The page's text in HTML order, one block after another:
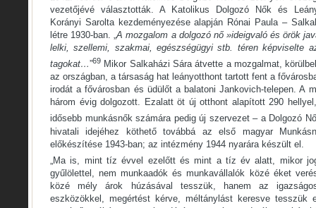
vezetőjévé választották. A Katolikus Dolgozó Nők és
Korányi Sarolta kezdeményezése alapján Rónai Paula –
létre 1930-ban. „A mozgalom a dolgozó nő »ideigvaló és örök
lelki, szellemi, szakmai, egészségügyi stb. téren képviselte
tagokat…”69 Mikor Salkaházi Sára átvette a mozgalmat,
az országban, a társaság hat leányotthont tartott fent a
irodát a fővárosban és üdülőt a balatoni Jankovich-telepen. A
három évig dolgozott. Ezalatt öt új otthont alapított 290
idősebb munkásnők számára pedig új szervezet – a Dolgozó
hivatali idejéhez köthető továbbá az első magyar
előkészítése 1943-ban; az intézmény 1944 nyarára készült el.
„Ma is, mint tíz évvel ezelőtt és mint a tíz év alatt, mikor
gyűlölettel, nem munkaadók és munkavállalók közé éket
közé mély árok húzásával tesszük, hanem az
eszközökkel, megértést kérve, méltánylást keresve tesszük